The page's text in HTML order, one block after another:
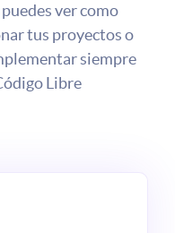
ver como
tus proyectos o
siempre
Libre